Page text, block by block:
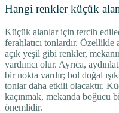
Hangi renkler küçük
Küçük alanlar için tercih
ferahlatıcı tonlardır. Özellikle
açık yeşil gibi renkler,
yardımcı olur. Ayrıca,
bir nokta vardır; bol doğal
tonlar daha etkili olacaktır.
kaçınmak, mekanda boğucu
önemlidir.